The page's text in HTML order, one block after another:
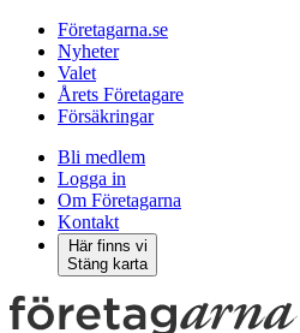
Företagarna.se
Nyheter
Valet
Årets Företagare
Försäkringar
Bli medlem
Logga in
Om Företagarna
Kontakt
Här finns vi
Stäng karta